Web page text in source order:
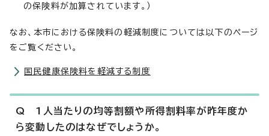
の保険料が加算されています。）
なお、本市における保険料の軽減制度については以下のページ
をご覧ください。
国民健康保険料を軽減する制度
Q 1人当たりの均等割額や所得割料率が昨年度か
ら変動したのはなぜでしょうか。